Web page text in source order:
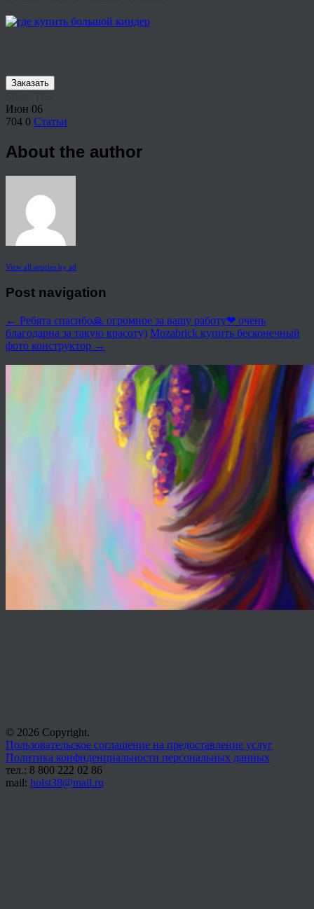
Заказать
Июн 06
704 0 Статьи
About the author
View all articles by ad
Post navigation
← Ребята спасибо🙏 огромное за вашу работу❤ очень
благодарна за такую красоту) Mozabrick купить бесконечный
фото конструктор →
© 2026 Copyright.
Пользовательское соглашение на предоставление услуг
Политика конфиденциальности персональных данных
тел.: 8 800 222 02 86
mail: holst38@mail.ru